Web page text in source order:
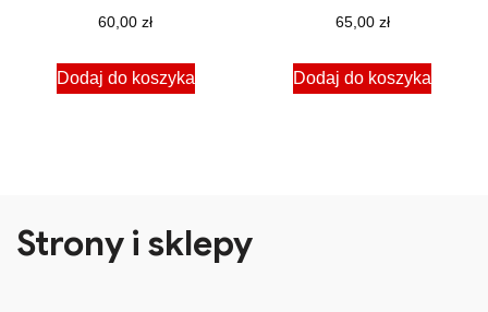
60,00zł
Dodaj do koszyka
65,00 zł
Dodaj do koszyka
Strony i sklepy